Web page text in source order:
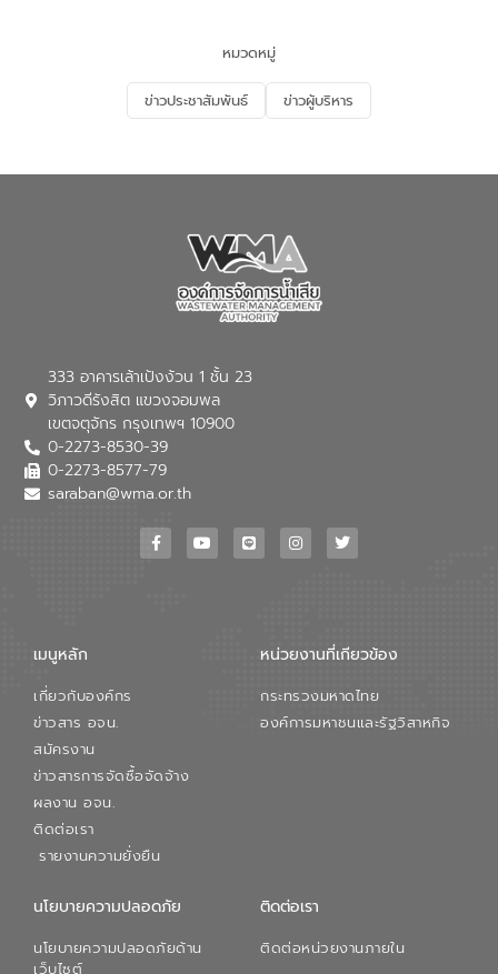
จัดการน้ำเสียและสร้างจิตสำนึกในการ
อนุรักษ์สิ่งแวดล้อม ในหัวข้อ “น้ำเสียชุมชน
และการบำบัดน้ำเสียเบื้องต้น” โดยให้ความรู้
เกี่ยวกับสาเหตุและผลกระทบของน้ำเสีย
ณ เทศบาลตำบลบางเลน จังหวัดนครปฐม
หมวดหมู่
ข่าวประชาสัมพันธ์ ข่าวผู้บริหาร
333 อาคารเล้าเป้งง้วน 1 ชั้น 23
วิภาวดีรังสิต แขวงจอมพล
เขตจตุจักร กรุงเทพฯ 10900
0-2273-8530-39
0-2273-8577-79
saraban@wma.or.th
เมนูหลัก
เกี่ยวกับองค์กร
ข่าวสาร อจน.
สมัครงาน
ข่าวสารการจัดซื้อจัดจ้าง
ผลงาน อจน.
ติดต่อเรา
รายงานความยั่งยืน
หน่วยงานที่เกียวข้อง
กระทรวงมหาดไทย
องค์การมหาชนและรัฐวิสาหกิจ
นโยบายความปลอดภัย
นโยบายความปลอดภัยด้าน
เว็บไซต์
ติดต่อเรา
ติดต่อหน่วยงานภายใน